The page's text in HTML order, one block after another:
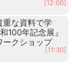
[12:00]
重な資料で学
年記念展』
ークショップ
[11:30]